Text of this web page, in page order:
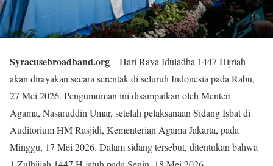
Syracusebroadband.org– Hari Raya Iduladha 1447 Hijriah
akan dirayakan secara serentak di seluruh Indonesia pada Rabu,
27 Mei 2026. Pengumuman ini disampaikan oleh Menteri
Agama, Nasaruddin Umar, setelah pelaksanaan Sidang Isbat di
Auditorium HM Rasjidi, Kementerian Agama Jakarta, pada
Minggu, 17 Mei 2026. Dalam sidang tersebut, ditentukan bahwa